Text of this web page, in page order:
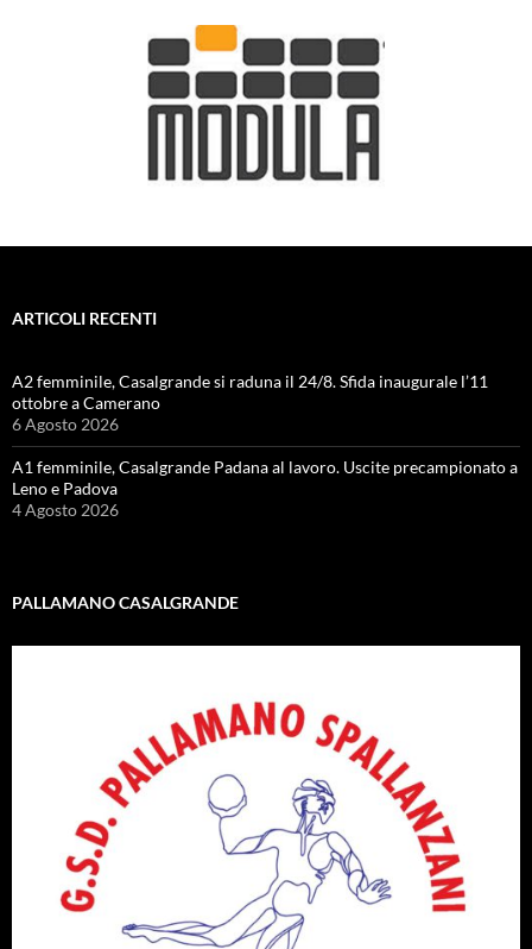
ARTICOLI RECENTI
A2 femminile, Casalgrande si raduna il 24/8. Sfida inaugurale l’11
ottobre a Camerano
6 Agosto 2026
A1 femminile, Casalgrande Padana al lavoro. Uscite precampionato a
Leno e Padova
4 Agosto 2026
PALLAMANO CASALGRANDE